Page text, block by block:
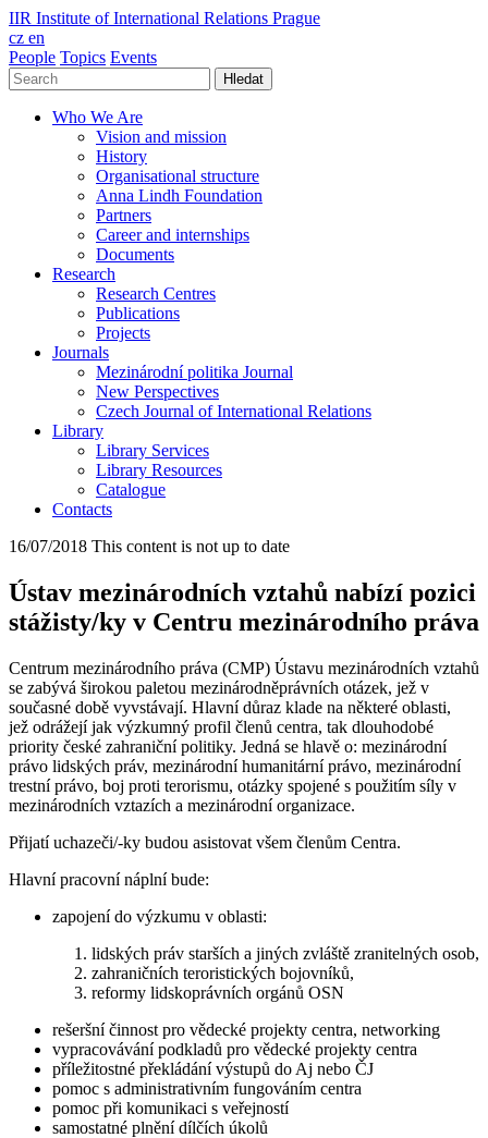
IIR Institute of International Relations Prague
cz en
People Topics Events
Hledat
Who We Are
Vision and mission
History
Organisational structure
Anna Lindh Foundation
Partners
Career and internships
Documents
Research
Research Centres
Publications
Projects
Journals
Mezinárodní politika Journal
New Perspectives
Czech Journal of International Relations
Library
Library Services
Library Resources
Catalogue
Contacts
16/07/2018 This content is not up to date
Ústav mezinárodních vztahů nabízí pozici
stážisty/ky v Centru mezinárodního práva
Centrum mezinárodního práva (CMP) Ústavu mezinárodních vztahů
se zabývá širokou paletou mezinárodněprávních otázek, jež v
současné době vyvstávají. Hlavní důraz klade na některé oblasti,
jež odrážejí jak výzkumný profil členů centra, tak dlouhodobé
priority české zahraniční politiky. Jedná se hlavě o: mezinárodní
právo lidských práv, mezinárodní humanitární právo, mezinárodní
trestní právo, boj proti terorismu, otázky spojené s použitím síly v
mezinárodních vztazích a mezinárodní organizace.
Přijatí uchazeči/-ky budou asistovat všem členům Centra.
Hlavní pracovní náplní bude:
zapojení do výzkumu v oblasti:
1. lidských práv starších a jiných zvláště zranitelných osob,
2. zahraničních teroristických bojovníků,
3. reformy lidskoprávních orgánů OSN
rešeršní činnost pro vědecké projekty centra, networking
vypracovávání podkladů pro vědecké projekty centra
příležitostné překládání výstupů do Aj nebo ČJ
pomoc s administrativním fungováním centra
pomoc při komunikaci s veřejností
samostatné plnění dílčích úkolů